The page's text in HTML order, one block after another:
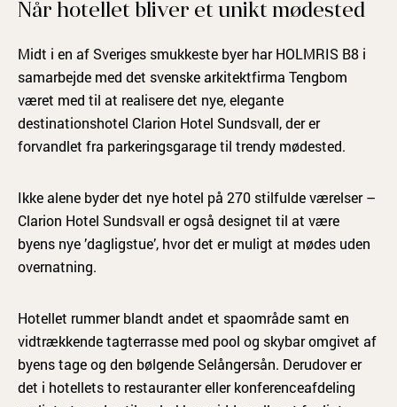
Når hotellet bliver et unikt mødested
Midt i en af Sveriges smukkeste byer har HOLMRIS B8 i
samarbejde med det svenske arkitektfirma Tengbom
været med til at realisere det nye, elegante
destinationshotel Clarion Hotel Sundsvall, der er
forvandlet fra parkeringsgarage til trendy mødested.
Ikke alene byder det nye hotel på 270 stilfulde værelser –
Clarion Hotel Sundsvall er også designet til at være
byens nye ’dagligstue’, hvor det er muligt at mødes uden
overnatning.
Hotellet rummer blandt andet et spaområde samt en
vidtrækkende tagterrasse med pool og skybar omgivet af
byens tage og den bølgende Selångersån. Derudover er
det i hotellets to restauranter eller konferenceafdeling